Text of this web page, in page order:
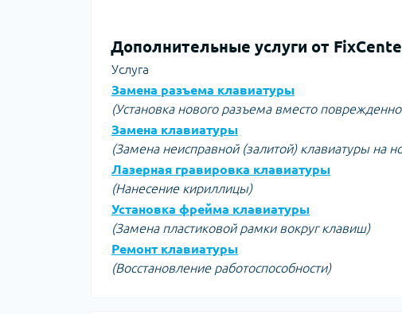
Дополнительные услуги от
Услуга
Замена разъема клавиатуры
(Установка нового разъема вместо
Замена клавиатуры
(Замена неисправной (залитой) клавиатуры на
Лазерная гравировка клавиатуры
(Нанесение кириллицы)
Установка фрейма клавиатуры
(Замена пластиковой рамки вокруг клавиш)
Ремонт клавиатуры
(Восстановление работоспособности)